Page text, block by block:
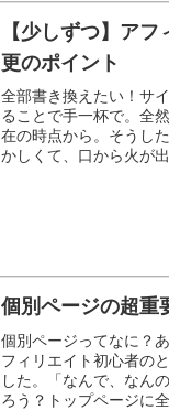
【少しずつ】ア
更のポイント
全部書き換えたい！サ
ることで手一杯で。全
在の時点から。そうし
かしくて、口から火が
個別ページの超重
個別ページってなに？
フィリエイト初心者の
した。「なんで、なん
ろう？トップページに